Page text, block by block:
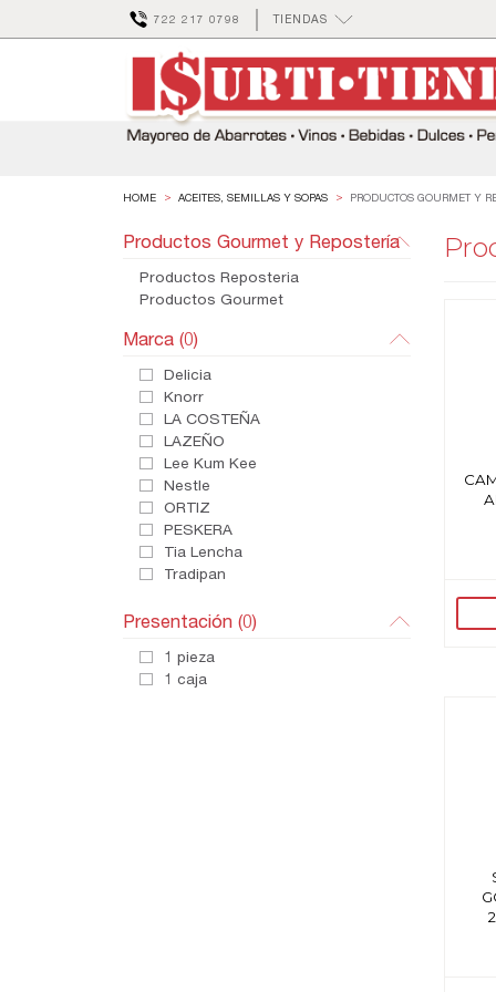
722 217 0798 TIENDAS
ACEITES, SEMILLAS Y SOPAS PRODUCTOS GOURMET Y
Productos Gourmet y Repostería
Productos Reposteria
Productos Gourmet
Marca (0)
Delicia
Knorr
LA COSTEÑA
LAZEÑO
Lee Kum Kee
Nestle
ORTIZ
PESKERA
Tia Lencha
Tradipan
Presentación (0)
1 pieza
1 caja